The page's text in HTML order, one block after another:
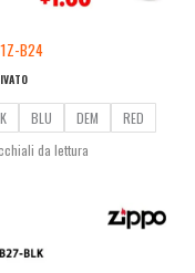
B24
IVATO
BLU DEM
RED
da lettura